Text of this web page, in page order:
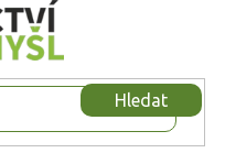
Hledat